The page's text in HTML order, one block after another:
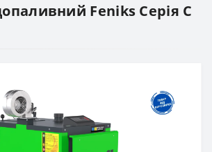
Feniks Серія C